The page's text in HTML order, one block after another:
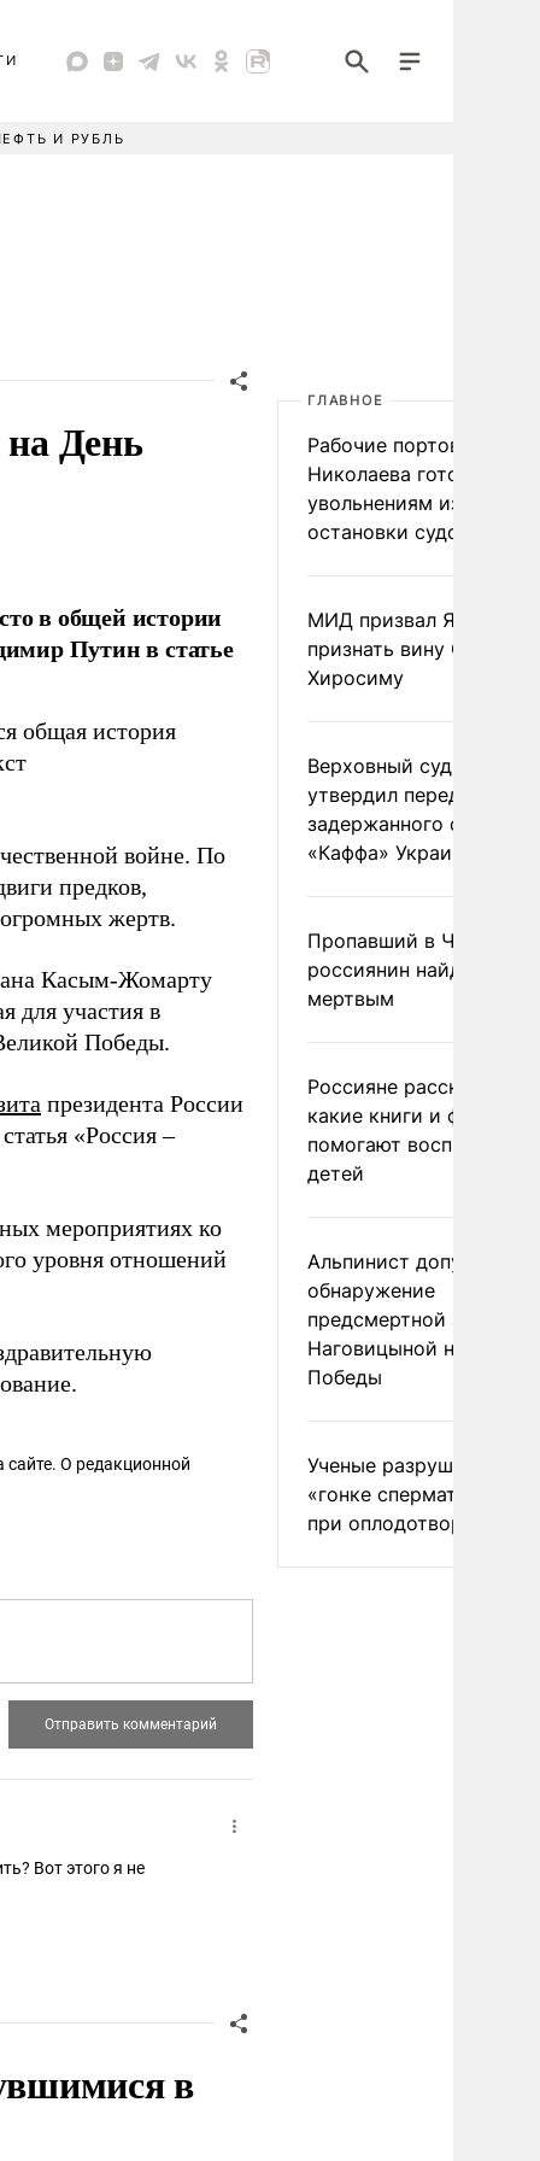
И РУБЛЬ
на День
в общей истории
Путин в статье
общая история
войне. По
предков,
жертв.
Касым-Жомарту
для участия в
Победы.
президента России
«Россия –
мероприятиях ко
уровня отношений
сайте. О редакционной
в
ГЛАВНОЕ
Рабочие портов
Николаева готовятся к
увольнениям из-за
остановки судоходства
МИД призвал Японию
признать вину США за
Хиросиму
Верховный суд Швеции
утвердил передачу
задержанного
«Каффа» Украине
Пропавший в
россиянин найден
мертвым
Россияне рассказали,
какие книги и фильмы
помогают воспитывать
детей
Альпинист допустил
обнаружение
предсмертной записки
Наговицыной на пике
Победы
Ученые разрушили миф
«гонке
при оплодотворении